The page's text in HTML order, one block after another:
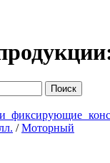
фиксирующие
/Моторный